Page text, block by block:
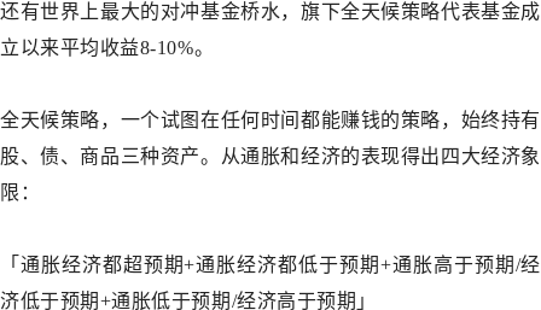
还有世界上最大的对冲基金桥水，旗下全天候策略代表基金成
立以来平均收益8-10%。
全天候策略，一个试图在任何时间都能赚钱的策略，始终持有
股、债、商品三种资产。从通胀和经济的表现得出四大经济象
限：
「通胀经济都超预期+通胀经济都低于预期+通胀高于预期/经
济低于预期+通胀低于预期/经济高于预期」